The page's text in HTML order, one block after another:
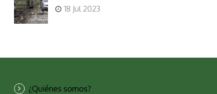
18 Jul 2023
¿Quiénes somos?